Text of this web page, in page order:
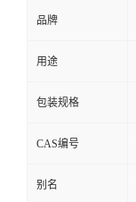
品牌
用途
包装规格
CAS编号
别名